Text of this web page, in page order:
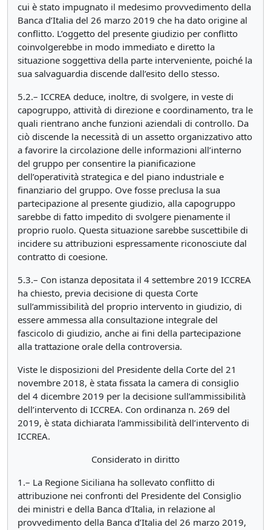
cui è stato impugnato il medesimo provvedimento della
Banca d’Italia del 26 marzo 2019 che ha dato origine al
conflitto. L’oggetto del presente giudizio per conflitto
coinvolgerebbe in modo immediato e diretto la
situazione soggettiva della parte interveniente, poiché la
sua salvaguardia discende dall’esito dello stesso.
5.2.– ICCREA deduce, inoltre, di svolgere, in veste di
capogruppo, attività di direzione e coordinamento, tra le
quali rientrano anche funzioni aziendali di controllo. Da
ciò discende la necessità di un assetto organizzativo atto
a favorire la circolazione delle informazioni all’interno
del gruppo per consentire la pianificazione
dell’operatività strategica e del piano industriale e
finanziario del gruppo. Ove fosse preclusa la sua
partecipazione al presente giudizio, alla capogruppo
sarebbe di fatto impedito di svolgere pienamente il
proprio ruolo. Questa situazione sarebbe suscettibile di
incidere su attribuzioni espressamente riconosciute dal
contratto di coesione.
5.3.– Con istanza depositata il 4 settembre 2019 ICCREA
ha chiesto, previa decisione di questa Corte
sull’ammissibilità del proprio intervento in giudizio, di
essere ammessa alla consultazione integrale del
fascicolo di giudizio, anche ai fini della partecipazione
alla trattazione orale della controversia.
Viste le disposizioni del Presidente della Corte del 21
novembre 2018, è stata fissata la camera di consiglio
del 4 dicembre 2019 per la decisione sull’ammissibilità
dell’intervento di ICCREA. Con ordinanza n. 269 del
2019, è stata dichiarata l’ammissibilità dell’intervento di
ICCREA.
Considerato in diritto
1.– La Regione Siciliana ha sollevato conflitto di
attribuzione nei confronti del Presidente del Consiglio
dei ministri e della Banca d’Italia, in relazione al
provvedimento della Banca d’Italia del 26 marzo 2019,